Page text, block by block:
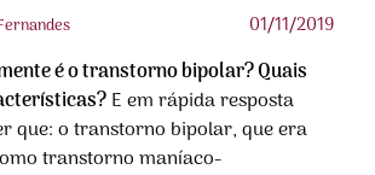
01/11/2019
é o transtorno bipolar? Quais
E em rápida resposta
que: o transtorno bipolar, que era
transtorno maníaco-